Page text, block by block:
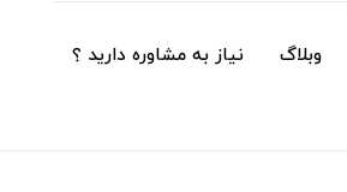
وبلاگ نیاز به مشاوره دارید ؟